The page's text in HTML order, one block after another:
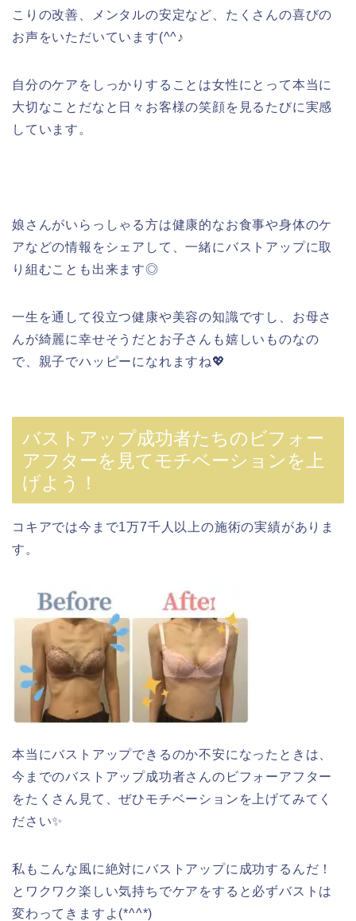
こりの改善、メンタルの安定など、たくさんの喜びの
お声をいただいています(^^♪
自分のケアをしっかりすることは女性にとって本当に
大切なことだなと日々お客様の笑顔を見るたびに実感
しています。
娘さんがいらっしゃる方は健康的なお食事や身体のケ
アなどの情報をシェアして、一緒にバストアップに取
り組むことも出来ます◎
一生を通して役立つ健康や美容の知識ですし、お母さ
んが綺麗に幸せそうだとお子さんも嬉しいものなの
で、親子でハッピーになれますね💖
バストアップ成功者たちのビフォー
アフターを見てモチベーションを上
げよう！
コキアでは今まで1万7千人以上の施術の実績がありま
す。
本当にバストアップできるのか不安になったときは、
今までのバストアップ成功者さんのビフォーアフター
をたくさん見て、ぜひモチベーションを上げてみてく
ださい✨
私もこんな風に絶対にバストアップに成功するんだ！
とワクワク楽しい気持ちでケアをすると必ずバストは
変わってきますよ(*^^*)